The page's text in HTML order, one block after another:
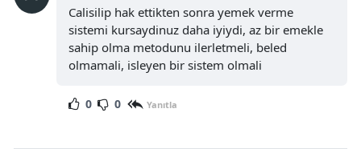
Trabzon
Tunceli
Şanlıurfa
Calisilip hak ettikten sonra yemek verme
sistemi kursaydinuz daha iyiydi, az bir emekle
sahip olma metodunu ilerletmeli, beled
olmamali, isleyen bir sistem olmali
0 0 Yanıtla